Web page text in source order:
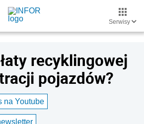
Serwisy
recyklingowej
pojazdów?
na Youtube